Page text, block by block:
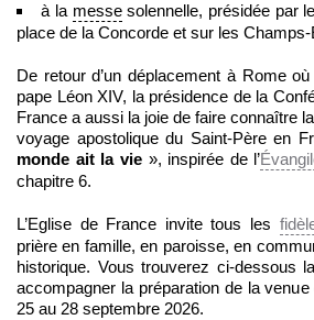
à la messesolennelle, présidée par
place de la Concorde et sur les
De retour d’un déplacement à Rome
pape Léon XIV, la présidence de la
France a aussi la joie de faire connaître
voyage apostolique du Saint-Père en
monde ait la vie», inspirée de l’
chapitre 6.
L’Eglise de France invite tous les
prière en famille, en paroisse, en
historique. Vous trouverez ci-dessous
accompagner la préparation de la
25 au 28 septembre 2026.